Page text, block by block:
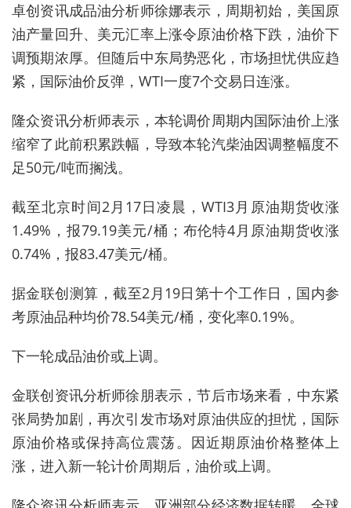
卓创资讯成品油分析师徐娜表示，周期初始，美国原
油产量回升、美元汇率上涨令原油价格下跌，油价下
调预期浓厚。但随后中东局势恶化，市场担忧供应趋
紧，国际油价反弹，WTI一度7个交易日连涨。
隆众资讯分析师表示，本轮调价周期内国际油价上涨
缩窄了此前积累跌幅，导致本轮汽柴油因调整幅度不
足50元/吨而搁浅。
截至北京时间2月17日凌晨，WTI3月原油期货收涨
1.49%，报79.19美元/桶；布伦特4月原油期货收涨
0.74%，报83.47美元/桶。
据金联创测算，截至2月19日第十个工作日，国内参
考原油品种均价78.54美元/桶，变化率0.19%。
下一轮成品油价或上调。
金联创资讯分析师徐朋表示，节后市场来看，中东紧
张局势加剧，再次引发市场对原油供应的担忧，国际
原油价格或保持高位震荡。因近期原油价格整体上
涨，进入新一轮计价周期后，油价或上调。